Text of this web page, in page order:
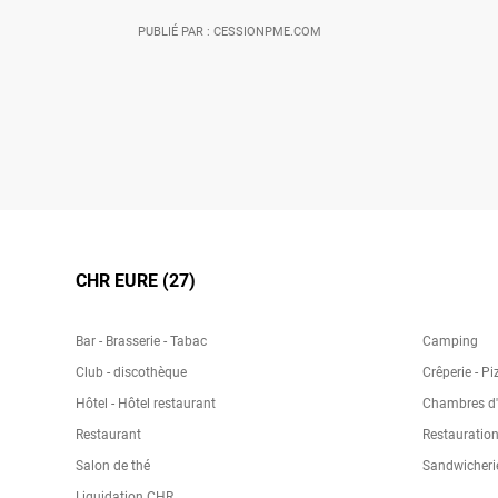
PUBLIÉ PAR : CESSIONPME.COM
CHR EURE (27)
Bar - Brasserie - Tabac
Camping
Club - discothèque
Crêperie -
Hôtel - Hôtel restaurant
Chambres
Restaurant
Salon de thé